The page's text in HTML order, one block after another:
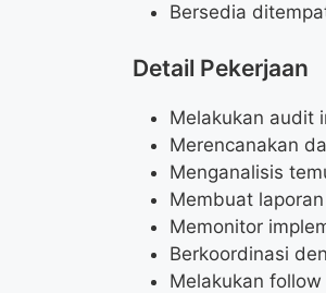
Bersedia
Detail Pekerjaan
Melakukan audit
Merencanakan
Menganalisis
Membuat
Memonitor
Berkoordinasi
Melakukan